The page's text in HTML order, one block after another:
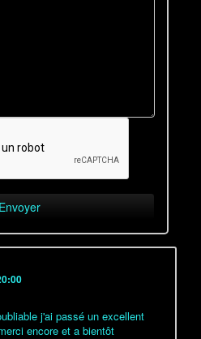
j'ai passé un excellent
encore et a bientôt